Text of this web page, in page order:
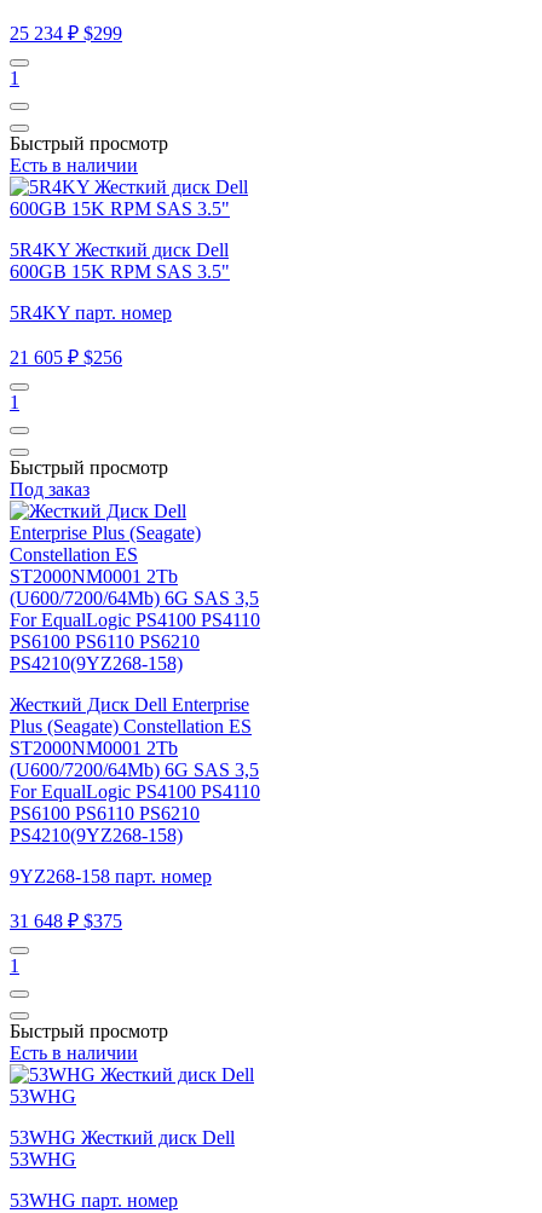
25 234 ₽ $299
1
Быстрый просмотр
Есть в наличии
5R4KY Жесткий диск Dell
600GB 15K RPM SAS 3.5"
5R4KY парт. номер
21 605 ₽ $256
1
Быстрый просмотр
Под заказ
Жесткий Диск Dell Enterprise
Plus (Seagate) Constellation ES
ST2000NM0001 2Tb
(U600/7200/64Mb) 6G SAS 3,5
For EqualLogic PS4100 PS4110
PS6100 PS6110 PS6210
PS4210(9YZ268-158)
9YZ268-158 парт. номер
31 648 ₽ $375
1
Быстрый просмотр
Есть в наличии
53WHG Жесткий диск Dell
53WHG
53WHG парт. номер